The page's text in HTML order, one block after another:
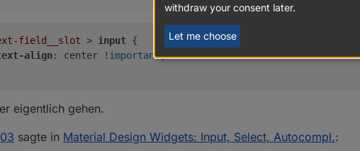
field__slot > input {
align: center !important;
eigentlich gehen.
sagte in Material Design Widgets: Input, Select, Autocompl.:
withdraw your consent later.
Let me choose